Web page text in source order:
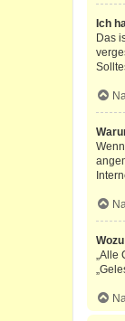
Ich
Das
„Alle